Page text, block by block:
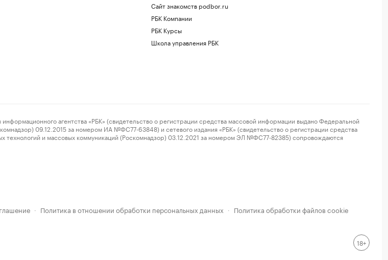
Сайт знакомств podbor.ru
РБК Компании
РБК Курсы
Школа управления РБК
агентства «РБК» (свидетельство о регистрации средства массовой информации выдано Федеральной
09.12.2015 за номером ИА №ФС77-63848) и сетевого издания «РБК» (свидетельство о регистрации средства
и массовых коммуникаций (Роскомнадзор) 03.12.2021 за номером ЭЛ №ФС77-82385) сопровождаются
· Политика в отношении обработки персональных данных · Политика обработки файлов cookie
18+